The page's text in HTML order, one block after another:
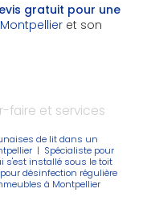
gratuit pour une
et son
faire et services
de lit dans un
| Spécialiste pour
s'est installé sous le toit
désinfection régulière
à Montpellier